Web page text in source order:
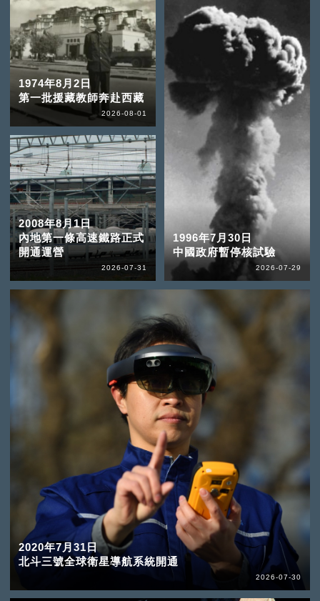
1974年8月2日
第一批援藏教師奔赴西藏
2026-08-01
2008年8月1日
內地第一條高速鐵路正式
開通運營
2026-07-31
2020年7月31日
北斗三號全球衛星導航系統開通
2026-07-30
1996年7月30日
中國政府暫停核試驗
2026-07-29